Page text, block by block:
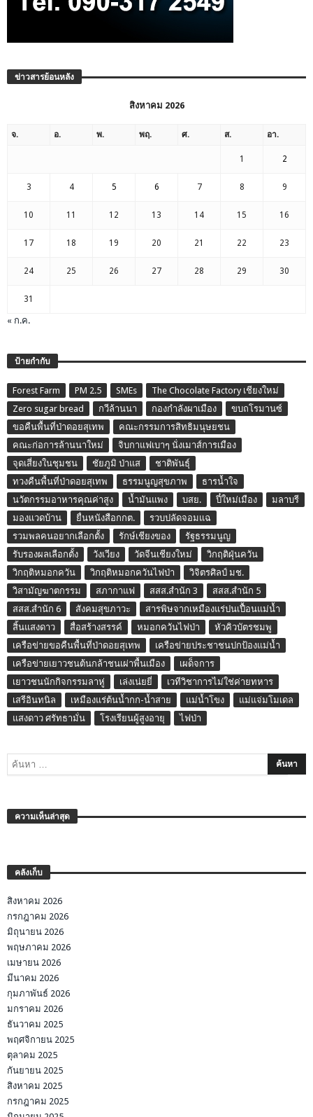
ข่าวสารย้อนหลัง
สิงหาคม 2026
จ. อ. พ. พฤ. ศ. ส. อา.
1 2
3 4 5 6 7 8 9
10 11 12 13 14 15 16
17 18 19 20 21 22 23
24 25 26 27 28 29 30
31
« ก.ค.
ป้ายกำกับ
Forest Farm PM 2.5 SMEs
The Chocolate Factory เชียงใหม่
Zero sugar bread
กวีล้านนา กองกำลังผาเมือง
ขบถโรมานซ์
ขอคืนพื้นที่ป่าดอยสุเทพ
คณะกรรมการสิทธิมนุษยชน
คณะก่อการล้านนาใหม่
จิบกาแฟเบาๆ นั่งเมาส์การเมือง
จุดเสี่ยงในชุมชน
ชัยภูมิ ป่าแส
ชาติพันธุ์
ทวงคืนพื้นที่ป่าดอยสุเทพ
ธรรมนูญสุขภาพ
ธารน้ำใจ
นวัตกรรมอาหารคุณค่าสูง
น้ำมันแพง บสย. ปี๋ใหม่เมือง
มลาบรี
มองแวดบ้าน
ยื่นหนังสือกกต.
รวบปลัดจอมแฉ
รวมพลคนอยากเลือกตั้ง
รักษ์เชียงของ
รัฐธรรมนูญ
รับรองผลเลือกตั้ง
วังเวียง วัดจีนเชียงใหม่
วิกฤติฝุ่นควัน
วิกฤติหมอกควัน
วิกฤติหมอกควันไฟป่า
วิจิตรศิลป์ มช.
วิสามัญฆาตกรรม
สภากาแฟ สสส.สำนัก 3
สสส.สำนัก 5
สสส.สำนัก 6
สังคมสุขภาวะ
สารพิษจากเหมืองแร่ปนเปื้อนแม่น้ำ
สิ้นแสงดาว
สื่อสร้างสรรค์ หมอกควันไฟป่า
หัวคิวบัตรชมพู
เครือข่ายขอคืนพื้นที่ป่าดอยสุเทพ
เครือข่ายประชาชนปกป้องแม่น้ำ
เครือข่ายเยาวชนต้นกล้าชนเผ่าพื้นเมือง
เผด็จการ
เยาวชนนักกิจกรรมลาหู่
เล่งเน่ยยี่
เวทีวิชาการไม่ใช่ค่ายทหาร
เสรีอินทนิล
เหมืองแร่ต้นน้ำกก-น้ำสาย แม่น้ำโขง
แม่แจ่มโมเดล
แสงดาว ศรัทธามั่น
โรงเรียนผู้สูงอายุ ไฟป่า
ความเห็นล่าสุด
คลังเก็บ
สิงหาคม 2026
กรกฎาคม 2026
มิถุนายน 2026
พฤษภาคม 2026
เมษายน 2026
มีนาคม 2026
กุมภาพันธ์ 2026
มกราคม 2026
ธันวาคม 2025
พฤศจิกายน 2025
ตุลาคม 2025
กันยายน 2025
สิงหาคม 2025
กรกฎาคม 2025